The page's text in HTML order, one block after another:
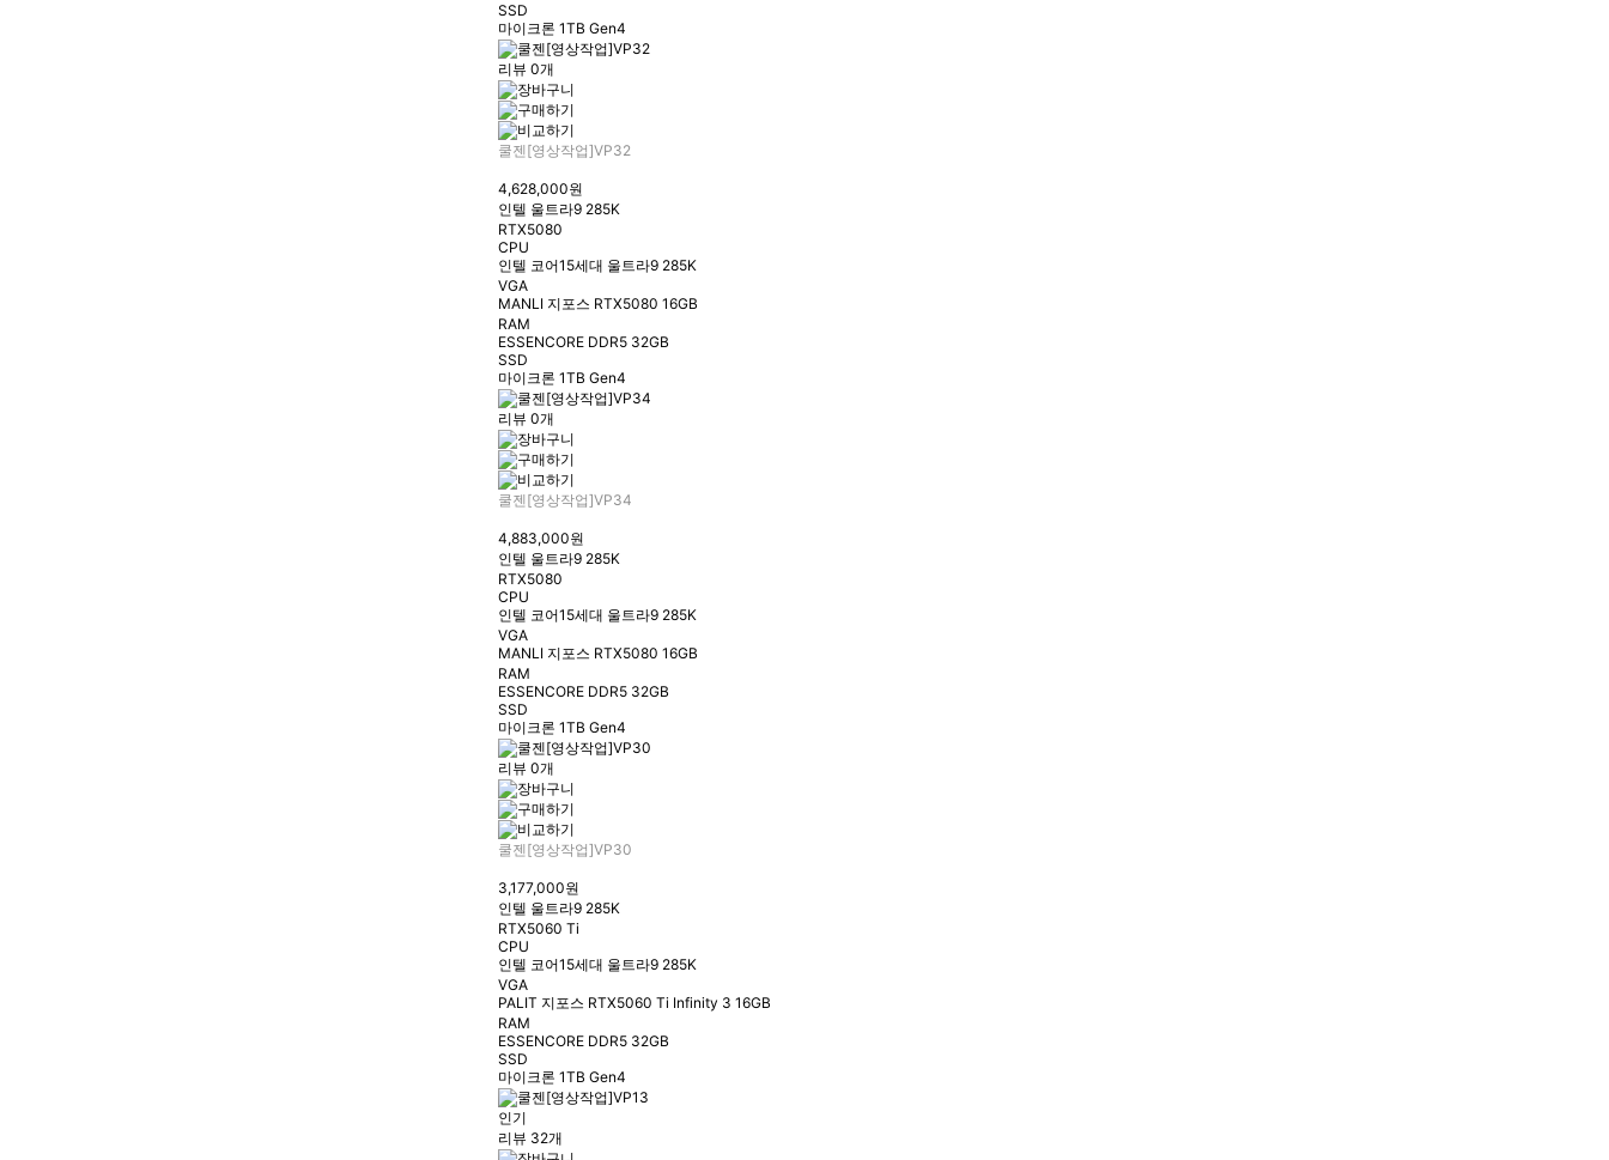
SSD
마이크론 1TB Gen4
리뷰 0개
쿨젠[영상작업]VP32
4,628,000원
인텔 울트라9 285K
RTX5080
CPU
인텔 코어15세대 울트라9 285K
VGA
MANLI 지포스 RTX5080 16GB
RAM
ESSENCORE DDR5 32GB
SSD
마이크론 1TB Gen4
리뷰 0개
쿨젠[영상작업]VP34
4,883,000원
인텔 울트라9 285K
RTX5080
CPU
인텔 코어15세대 울트라9 285K
VGA
MANLI 지포스 RTX5080 16GB
RAM
ESSENCORE DDR5 32GB
SSD
마이크론 1TB Gen4
리뷰 0개
쿨젠[영상작업]VP30
3,177,000원
인텔 울트라9 285K
RTX5060 Ti
CPU
인텔 코어15세대 울트라9 285K
VGA
PALIT 지포스 RTX5060 Ti Infinity 3 16GB
RAM
ESSENCORE DDR5 32GB
SSD
마이크론 1TB Gen4
인기
리뷰 32개